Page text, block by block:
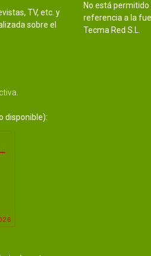
TV, etc. y
sobre el
disponible):
No está
referencia a la
Tecma Red S.L.